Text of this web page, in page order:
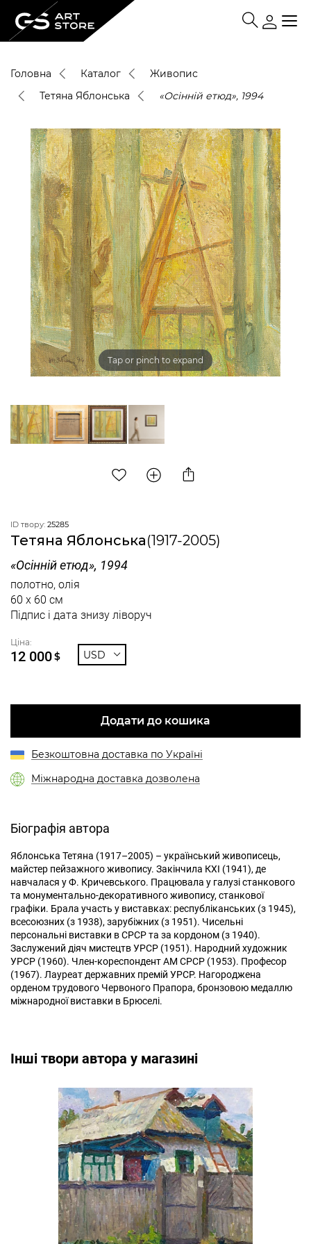
Головна Каталог
Живопис
Тетяна Яблонська
«Осінній етюд», 1994
Tap or pinch to expand
ID твору: 25285
Тетяна Яблонська(1917-2005)
«Осінній етюд», 1994
полотно, олія
60 x 60 см
Підпис і дата знизу ліворуч
Ціна:
12 000$ USD
Додати до кошика
Безкоштовна доставка по Україні
Міжнародна доставка дозволена
Біографія автора
Яблонська Тетяна (1917–2005) – український живописець,
майстер пейзажного живопису. Закінчила КХІ (1941), де
навчалася у Ф. Кричевського. Працювала у галузі станкового
та монументально-декоративного живопису, станкової
графіки. Брала участь у виставках: республіканських (з 1945),
всесоюзних (з 1938), зарубіжних (з 1951). Чисельні
персональні виставки в СРСР та за кордоном (з 1940).
Заслужений діяч мистецтв УРСР (1951). Народний художник
УРСР (1960). Член-кореспондент АМ СРСР (1953). Професор
(1967). Лауреат державних премій УРСР. Нагороджена
орденом трудового Червоного Прапора, бронзовою медаллю
міжнародної виставки в Брюселі.
Інші твори автора у магазині